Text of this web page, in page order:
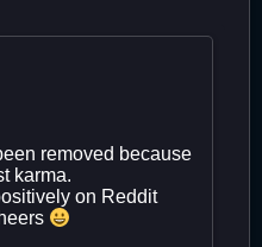
removed because
karma.
on Reddit